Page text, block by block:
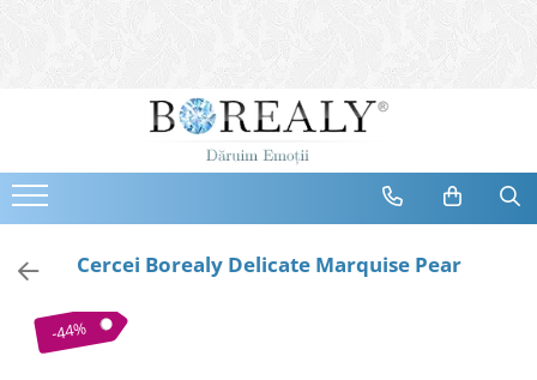
Bijuterii
Cercei
Bratari
Coliere
Brose
Tiare
Cercei Borealy Delicate Marquise Pear
-44%